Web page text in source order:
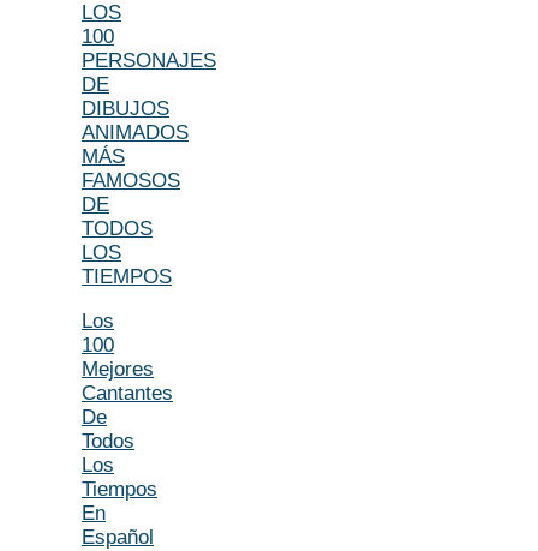
LOS
100
PERSONAJES
DE
DIBUJOS
ANIMADOS
MÁS
FAMOSOS
DE
TODOS
LOS
TIEMPOS
Los
100
Mejores
Cantantes
De
Todos
Los
Tiempos
En
Español